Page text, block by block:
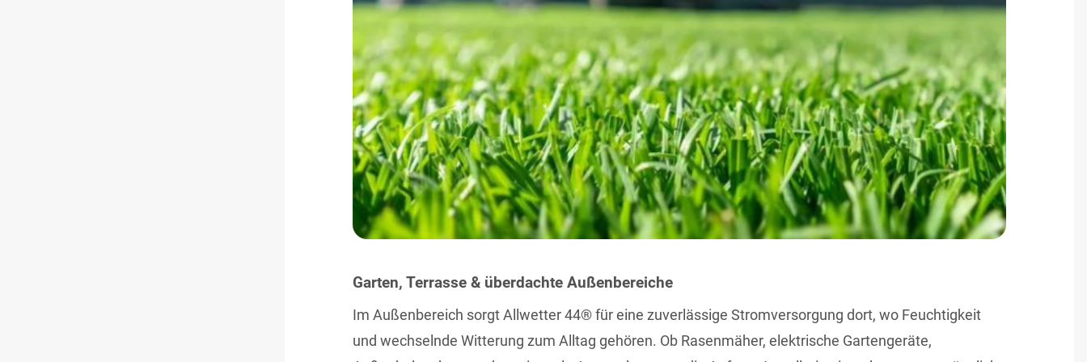
Garten, Terrasse & überdachte Außenbereiche
Im Außenbereich sorgt Allwetter 44® für eine zuverlässige Stromversorgung dort, wo Feuchtigkeit
und wechselnde Witterung zum Alltag gehören. Ob Rasenmäher, elektrische Gartengeräte,